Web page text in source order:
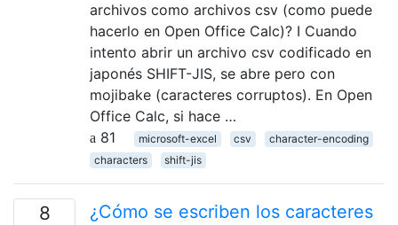
archivos como archivos csv (como puede
hacerlo en Open Office Calc)? I Cuando
intento abrir un archivo csv codificado en
japonés SHIFT-JIS, se abre pero con
mojibake (caracteres corruptos). En Open
Office Calc, si hace …
81
microsoft-excel csv
character-encoding
characters
shift-jis
8
¿Cómo se escriben los caracteres